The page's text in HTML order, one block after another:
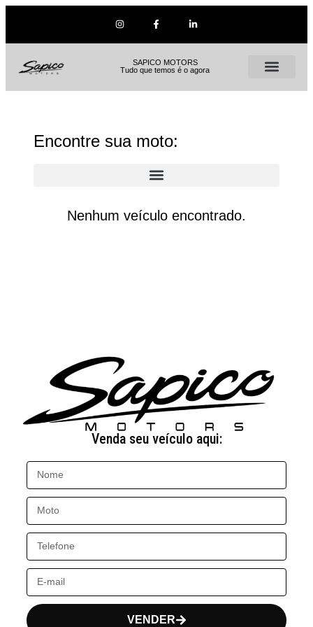
SAPICO MOTORS
Tudo que temos é o agora
Encontre sua moto:
Nenhum veículo encontrado.
Venda seu veículo aqui:
VENDER